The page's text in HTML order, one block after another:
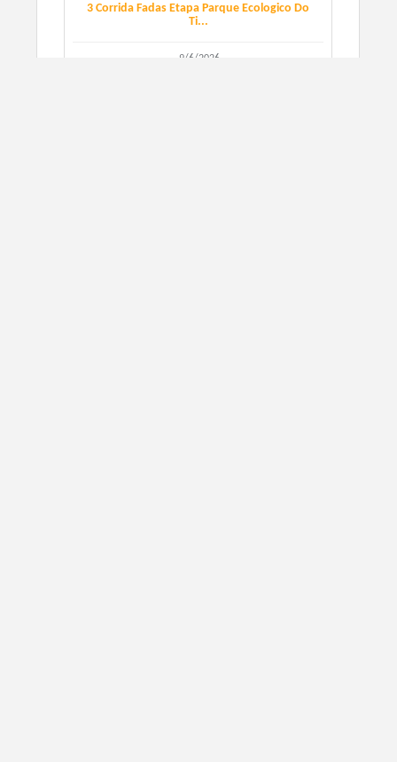
3 Corrida Fadas Etapa Parque Ecologico Do
Ti...
9/6/2026